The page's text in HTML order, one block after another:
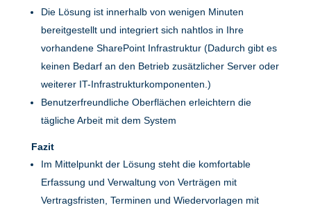
Die Lösung ist innerhalb von wenigen Minuten
bereitgestellt und integriert sich nahtlos in Ihre
vorhandene SharePoint Infrastruktur (Dadurch gibt es
keinen Bedarf an den Betrieb zusätzlicher Server oder
weiterer IT-Infrastrukturkomponenten.)
Benutzerfreundliche Oberflächen erleichtern die
tägliche Arbeit mit dem System
Fazit
Im Mittelpunkt der Lösung steht die komfortable
Erfassung und Verwaltung von Verträgen mit
Vertragsfristen, Terminen und Wiedervorlagen mit